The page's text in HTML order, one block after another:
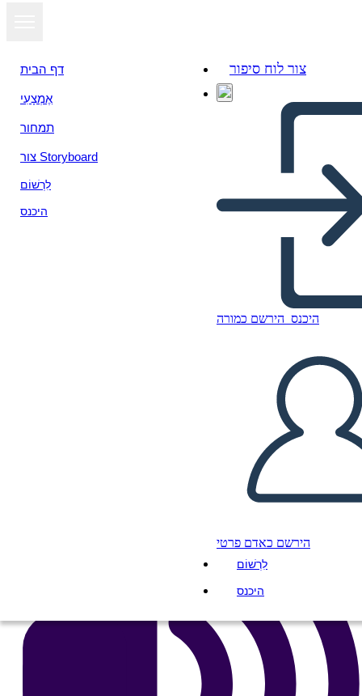
דף הבית
אֶמְצָעִי
תמחור
צור Storyboard
לִרְשׁוֹם
היכנס
צור לוח סיפור
היכנס הירשם כמורה
הירשם כאדם פרטי
לִרְשׁוֹם
היכנס